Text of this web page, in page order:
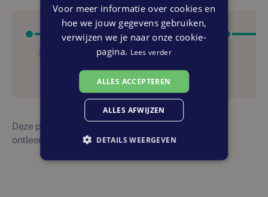
Start bouw
Tweede kwartaal 2024
Deze planning is indicatief. Er kunnen geen rechten
ontleend worden aan bovenstaande planning
Voor meer informatie over cookies en
hoe we jouw gegevens gebruiken,
verwijzen we je naar onze cookie-
pagina. Lees verder
ALLES ACCEPTEREN
ALLES AFWIJZEN
DETAILS WEERGEVEN